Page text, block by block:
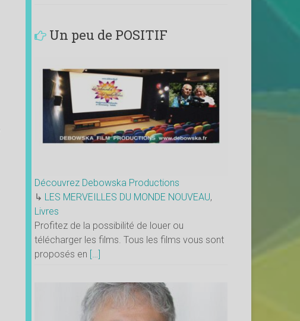
Un peu de POSITIF
Découvrez Debowska Productions
↳ LES MERVEILLES DU MONDE NOUVEAU,
Livres
Profitez de la possibilité de louer ou
télécharger les films. Tous les films vous sont
proposés en […]